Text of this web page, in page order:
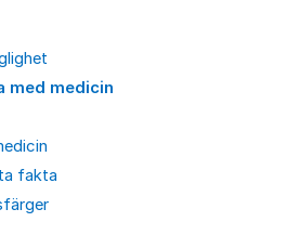
med medicin
fakta